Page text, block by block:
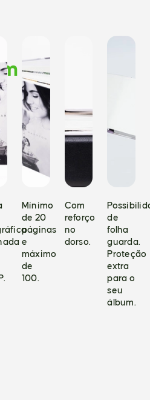
Mínimo
de 20
páginas
e
máximo
de
100.
Com
reforço
no
dorso.
de
folha
guarda.
Proteção
extra
para o
seu
álbum.